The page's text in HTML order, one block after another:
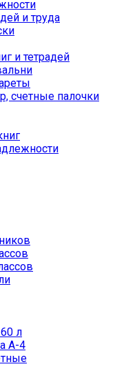
и труда
и тетрадей
счетные палочки
л
А-4